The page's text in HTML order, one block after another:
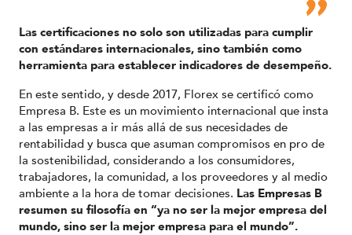
Las certificaciones no solo son utilizadas para cumplir
con estándares internacionales, sino también como
herramienta para establecer indicadores de desempeño.
En este sentido, y desde 2017, Florex se certificó como
Empresa B. Este es un movimiento internacional que insta
a las empresas a ir más allá de sus necesidades de
rentabilidad y busca que asuman compromisos en pro de
la sostenibilidad, considerando a los consumidores,
trabajadores, la comunidad, a los proveedores y al medio
ambiente a la hora de tomar decisiones. Las Empresas B
resumen su filosofía en “ya no ser la mejor empresa del
mundo, sino ser la mejor empresa para el mundo”.